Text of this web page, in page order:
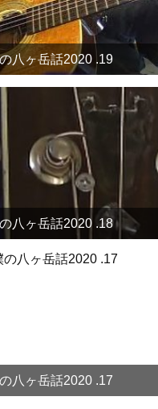
八ヶ岳話2020 .19
八ヶ岳話2020 .18
八ヶ岳話2020 .17